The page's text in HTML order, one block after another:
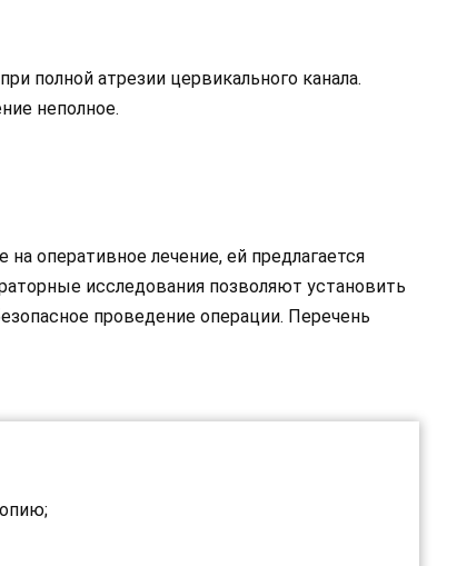
полной атрезии цервикального канала.
неполное.
оперативное лечение, ей предлагается
исследования позволяют установить
проведение операции. Перечень